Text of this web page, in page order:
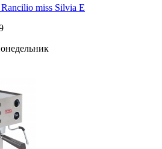
miss Silvia E